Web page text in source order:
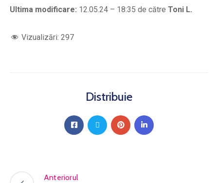
Ultima modificare: 12.05.24 – 18:35 de către Toni L.
Vizualizări: 297
Distribuie
Anteriorul